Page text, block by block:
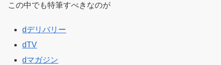
この中でも特筆すべきなのが
dデリバリー
dTV
dマガジン